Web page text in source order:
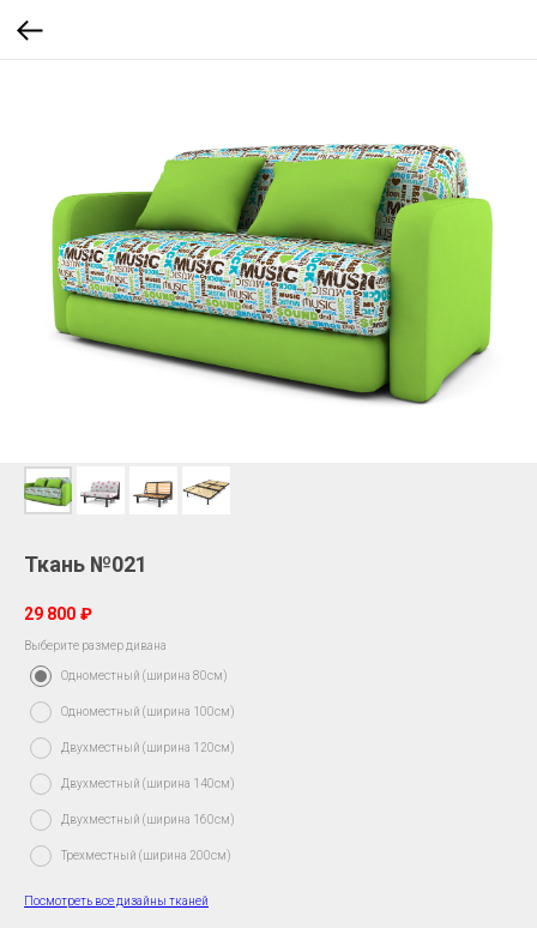
Ткань №021
29 800 ₽
Выберите размер дивана
Одноместный (ширина 80см)
Одноместный (ширина 100см)
Двухместный (ширина 120см)
Двухместный (ширина 140см)
Двухместный (ширина 160см)
Трехместный (ширина 200см)
Посмотреть все дизайны тканей